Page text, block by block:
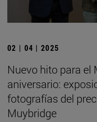
02 | 04 | 2025
Nuevo hito para el
aniversario:
fotografías del
Muybridge